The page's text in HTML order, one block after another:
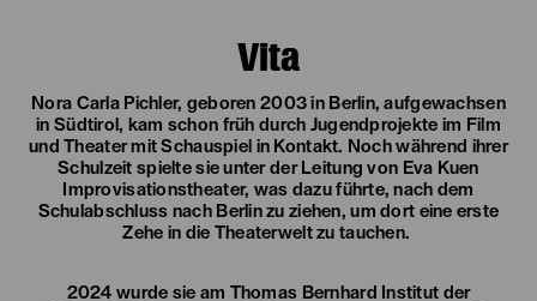
Vita
Nora Carla Pichler, geboren 2003 in Berlin, aufgewachsen
in Südtirol, kam schon früh durch Jugendprojekte im Film
und Theater mit Schauspiel in Kontakt. Noch während ihrer
Schulzeit spielte sie unter der Leitung von Eva Kuen
Improvisationstheater, was dazu führte, nach dem
Schulabschluss nach Berlin zu ziehen, um dort eine erste
Zehe in die Theaterwelt zu tauchen.
2024 wurde sie am Thomas Bernhard Institut der